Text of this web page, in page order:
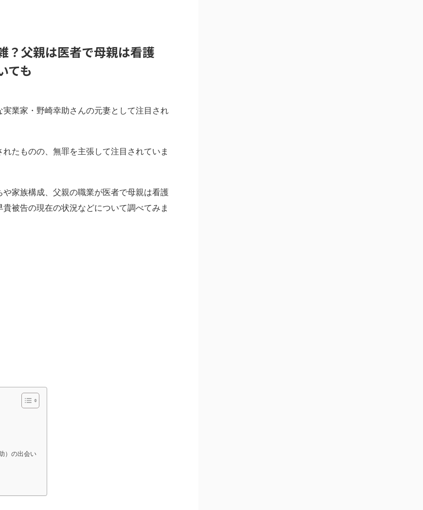
e
？父親は医者で母親は看護
ても
実業家・野崎幸助さんの元妻として注目され
たものの、無罪を主張して注目されていま
家族構成、父親の職業が医者で母親は看護
被告の現在の状況などについて調べてみま
）の出会い